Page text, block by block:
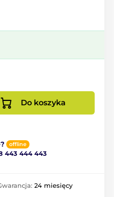
Do koszyka
offline
443 444 443
24 miesięcy